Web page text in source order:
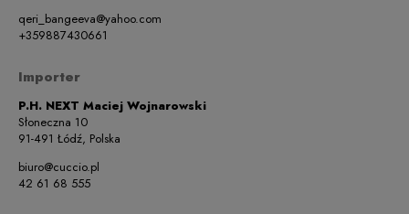
qeri_bangeeva@yahoo.com
+359887430661
Importer
P.H. NEXT Maciej Wojnarowski
Słoneczna 10
91-491 Łódź, Polska
biuro@cuccio.pl
42 61 68 555